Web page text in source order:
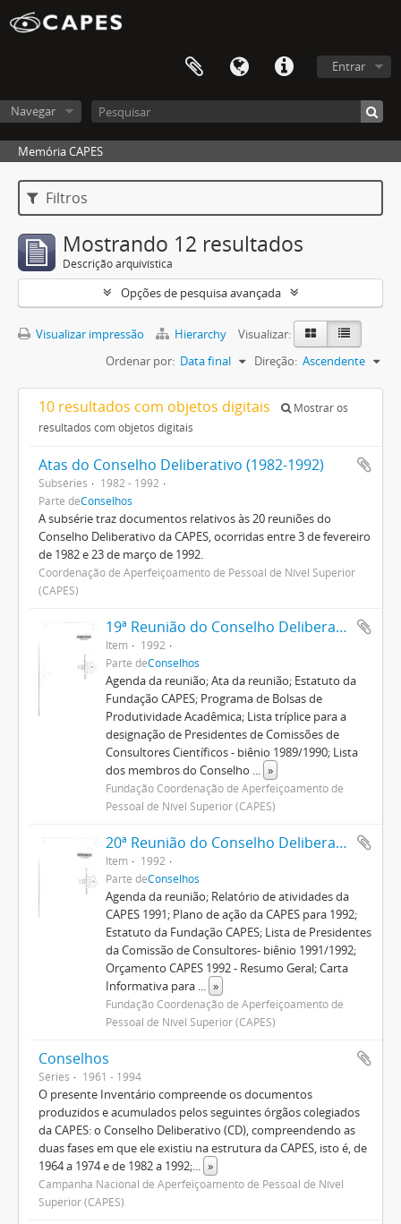
Entrar
Navegar
Memória CAPES
Filtros
Mostrando 12 resultados
Descrição arquivística
Opções de pesquisa avançada
Visualizar impressão Hierarchy
Visualizar:
Ordenar por: Data final Direção: Ascendente
10 resultados com objetos digitais
Mostrar os
resultados com objetos digitais
Atas do Conselho Deliberativo (1982-1992)
Subséries
1982 - 1992
Parte deConselhos
A subsérie traz documentos relativos às 20 reuniões do
Conselho Deliberativo da CAPES, ocorridas entre 3 de fevereiro
de 1982 e 23 de março de 1992.
Coordenação de Aperfeiçoamento de Pessoal de Nível Superior
(CAPES)
19ª Reunião do Conselho Deliberativo
Item
1992
Parte deConselhos
Agenda da reunião; Ata da reunião; Estatuto da
Fundação CAPES; Programa de Bolsas de
Produtividade Acadêmica; Lista tríplice para a
designação de Presidentes de Comissões de
Consultores Científicos - biênio 1989/1990; Lista
dos membros do Conselho ... »
Fundação Coordenação de Aperfeiçoamento de
Pessoal de Nível Superior (CAPES)
20ª Reunião do Conselho Deliberativo
Item
1992
Parte deConselhos
Agenda da reunião; Relatório de atividades da
CAPES 1991; Plano de ação da CAPES para 1992;
Estatuto da Fundação CAPES; Lista de Presidentes
da Comissão de Consultores- biênio 1991/1992;
Orçamento CAPES 1992 - Resumo Geral; Carta
Informativa para ... »
Fundação Coordenação de Aperfeiçoamento de
Pessoal de Nível Superior (CAPES)
Conselhos
Séries 1961 - 1994
O presente Inventário compreende os documentos
produzidos e acumulados pelos seguintes órgãos colegiados
da CAPES: o Conselho Deliberativo (CD), compreendendo as
duas fases em que ele existiu na estrutura da CAPES, isto é, de
1964 a 1974 e de 1982 a 1992;... »
Campanha Nacional de Aperfeiçoamento de Pessoal de Nível
Superior (CAPES)